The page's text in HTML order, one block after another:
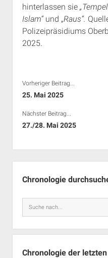
Rechte
RSS-Feeds,
hinterlassen sie
Islam“und „Raus“.
Polizeipräsidiums
2025.
Vorheriger Beitrag...
25. Mai 2025
Nächster Beitrag...
27./28. Mai 2025
Chronologie
Chronologie der